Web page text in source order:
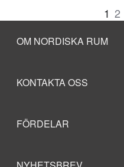
1 2
OM NORDISKA RUM
KONTAKTA OSS
FÖRDELAR